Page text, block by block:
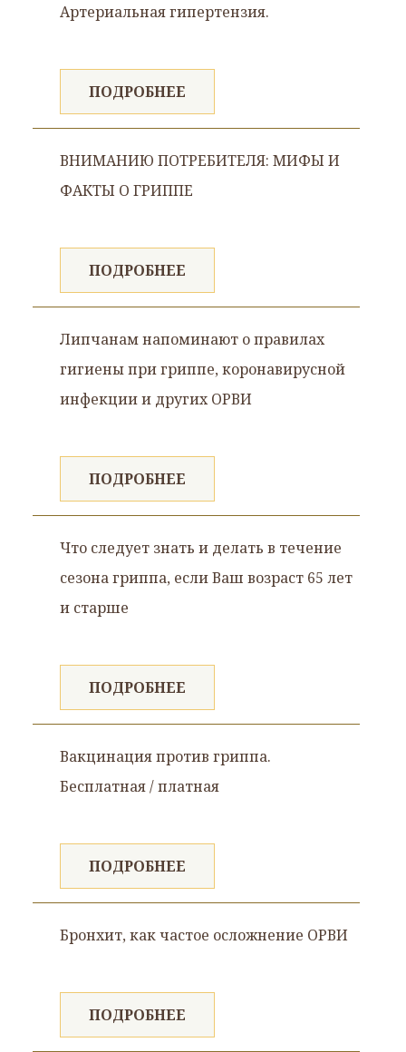
Артериальная гипертензия.
ПОДРОБНЕЕ
ВНИМАНИЮ ПОТРЕБИТЕЛЯ: МИФЫ И
ФАКТЫ О ГРИППЕ
ПОДРОБНЕЕ
Липчанам напоминают о правилах
гигиены при гриппе, коронавирусной
инфекции и других ОРВИ
ПОДРОБНЕЕ
Что следует знать и делать в течение
сезона гриппа, если Ваш возраст 65 лет
и старше
ПОДРОБНЕЕ
Вакцинация против гриппа.
Бесплатная / платная
ПОДРОБНЕЕ
Бронхит, как частое осложнение ОРВИ
ПОДРОБНЕЕ